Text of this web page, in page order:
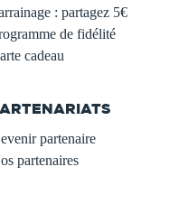
: partagez 5€
de fidélité
cadeau
partenaire
partenaires